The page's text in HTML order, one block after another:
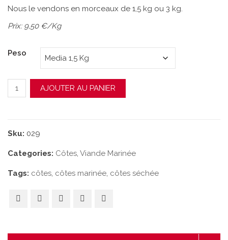
Nous le vendons en morceaux de 1,5 kg ou 3 kg.
Prix: 9,50 €/Kg
Peso
quantité de Côtes Marineé Séchée
AJOUTER AU PANIER
Sku: 029
Categories: Côtes, Viande Marinée
Tags: côtes, côtes marinée, côtes séchée